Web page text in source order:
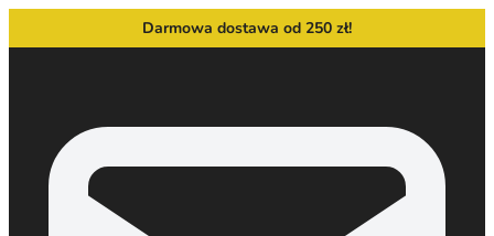
Darmowa dostawa od 250 zł!